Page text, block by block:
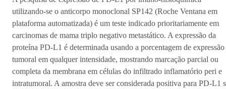
utilizando-se o anticorpo monoclonal SP142 (Roche Ventana em
plataforma automatizada) é um teste indicado prioritariamente em
carcinomas de mama triplo negativo metastático. A expressão da
proteína PD-L1 é determinada usando a porcentagem de expressão
tumoral em qualquer intensidade, mostrando marcação parcial ou
completa da membrana em células do infiltrado inflamatório peri e
intratumoral. A amostra deve ser considerada positiva para PD-L1